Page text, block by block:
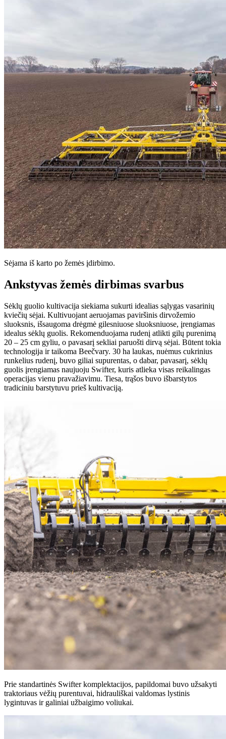
Sėjama iš karto po žemės įdirbimo.
Ankstyvas žemės dirbimas svarbus
Sėklų guolio kultivacija siekiama sukurti idealias sąlygas vasarinių
kviečių sėjai. Kultivuojant aeruojamas paviršinis dirvožemio
sluoksnis, išsaugoma drėgmė gilesniuose sluoksniuose, įrengiamas
idealus sėklų guolis. Rekomenduojama rudenį atlikti gilų purenimą
20 – 25 cm gyliu, o pavasarį sekliai paruošti dirvą sėjai. Būtent tokia
technologija ir taikoma Beečvary. 30 ha laukas, nuėmus cukrinius
runkelius rudenį, buvo giliai supurentas, o dabar, pavasarį, sėklų
guolis įrengiamas naujuoju Swifter, kuris atlieka visas reikalingas
operacijas vienu pravažiavimu. Tiesa, trąšos buvo išbarstytos
tradiciniu barstytuvu prieš kultivaciją.
Prie standartinės Swifter komplektacijos, papildomai buvo užsakyti
traktoriaus vėžių purentuvai, hidrauliškai valdomas lystinis
lygintuvas ir galiniai užbaigimo voliukai.